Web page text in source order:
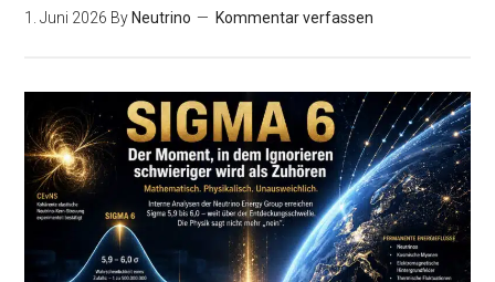
1. Juni 2026 By Neutrino Kommentar verfassen